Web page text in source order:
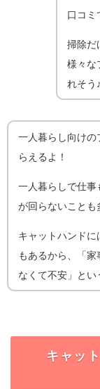
口コミ
掃除だ
様々な
れそう♪
一人暮らし向けの
らえるよ！
一人暮らしで仕事
が回らないことも
キャットハンドに
もあるから、「
なくて不安」と
キャッ